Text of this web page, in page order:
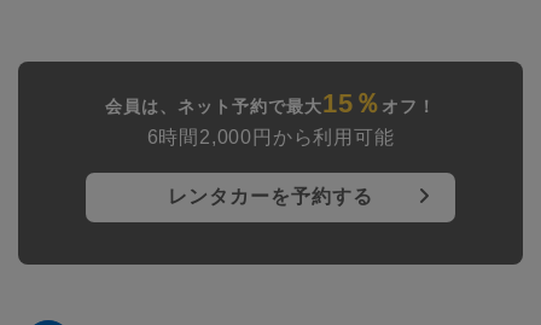
会員は、ネット予約で最大15％ オフ！
6時間2,000円から利用可能
レンタカーを予約する